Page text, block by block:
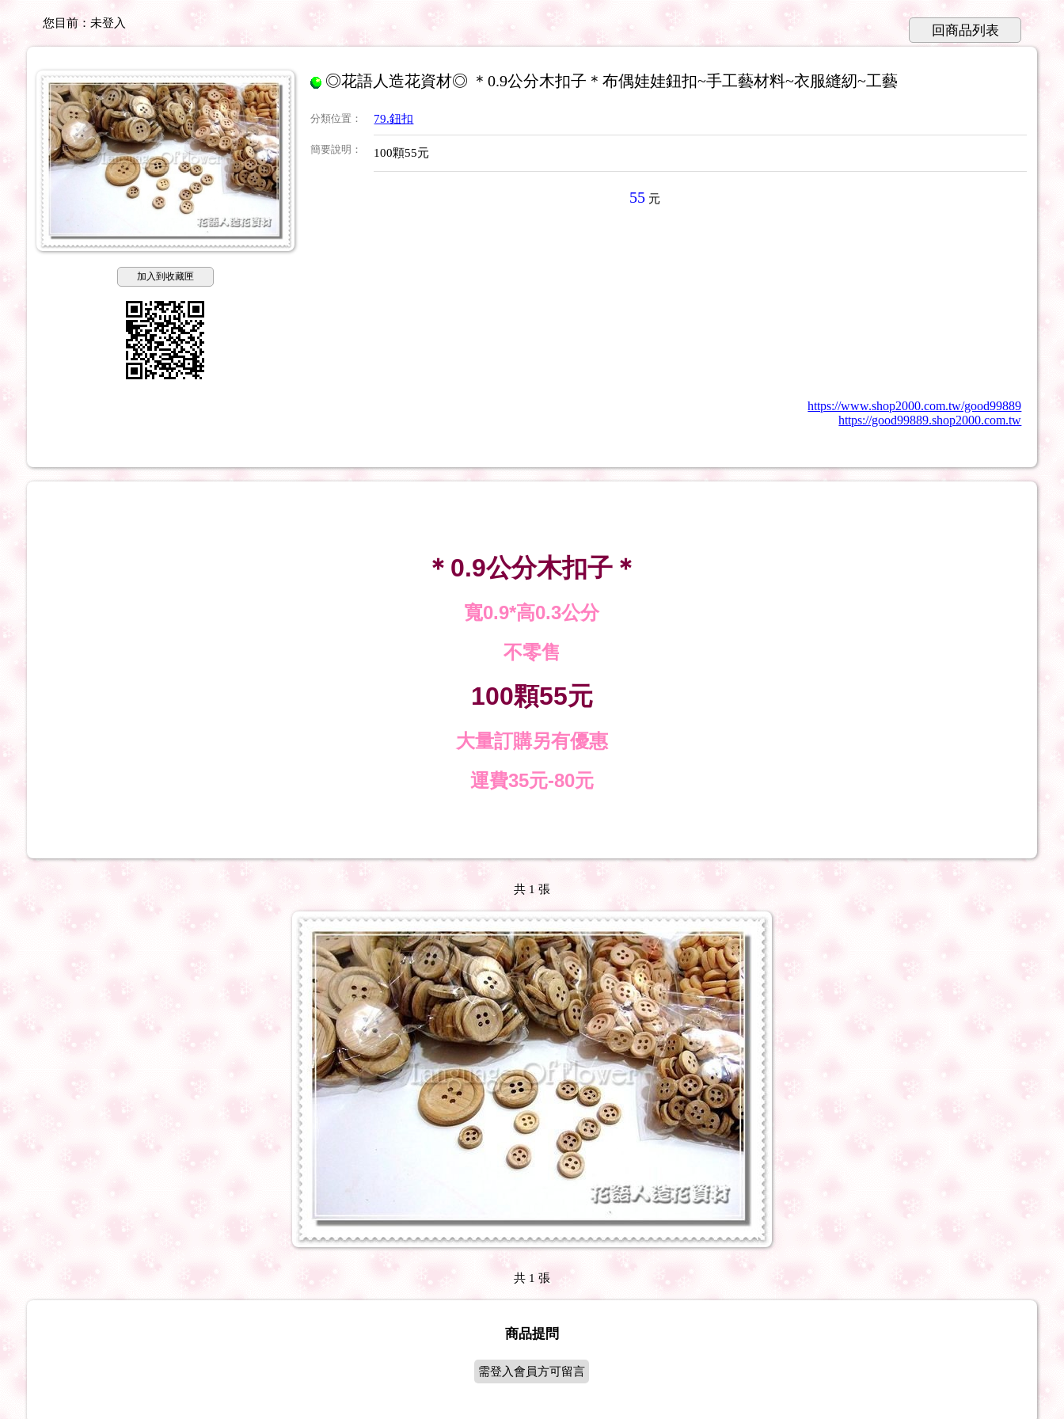
您目前： 未登入 回商品列表
加入到收藏匣
◎花語人造花資材◎ ＊0.9公分木扣子＊布偶娃娃鈕扣~手工藝材料~衣服縫紉~工藝
分類位置 ： 79.鈕扣
簡要說明 ： 100顆55元
55 元
https://www.shop2000.com.tw/good99889
https://good99889.shop2000.com.tw
＊ 0.9公分木扣子＊
寬0.9*高0.3公分
不零售
100顆55元
大量訂購另有優惠
運費35元-80元
共 1 張
共 1 張
商品提問
需登入會員方可留言